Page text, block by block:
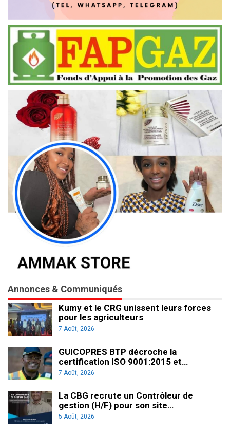
Annonces & Communiqués
Kumy et le CRG unissent leurs forces
pour les agriculteurs
7 Août, 2026
GUICOPRES BTP décroche la
certification ISO 9001:2015 et…
7 Août, 2026
La CBG recrute un Contrôleur de
gestion (H/F) pour son site…
5 Août, 2026